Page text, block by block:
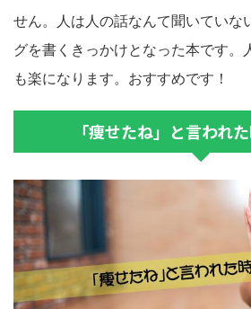
せん。人は人の話なんて聞いていな
グを書くきっかけとなった本です。
も楽になります。おすすめです！
「痩せたね」と言われ